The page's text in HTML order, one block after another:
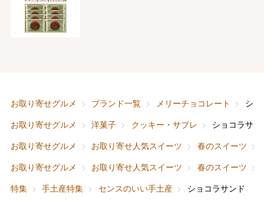
お取り寄せグルメ ブランド一覧 メリーチョコレート
シ
お取り寄せグルメ
洋菓子 クッキー・サブレ
ショコラサ
お取り寄せグルメ
お取り寄せ人気スイーツ 春のスイーツ
お取り寄せグルメ
お取り寄せ人気スイーツ 春のスイーツ
特集
手土産特集 センスのいい手土産
ショコラサンド ８
フード＆スイーツ
バレンタインチョコレート
母の日